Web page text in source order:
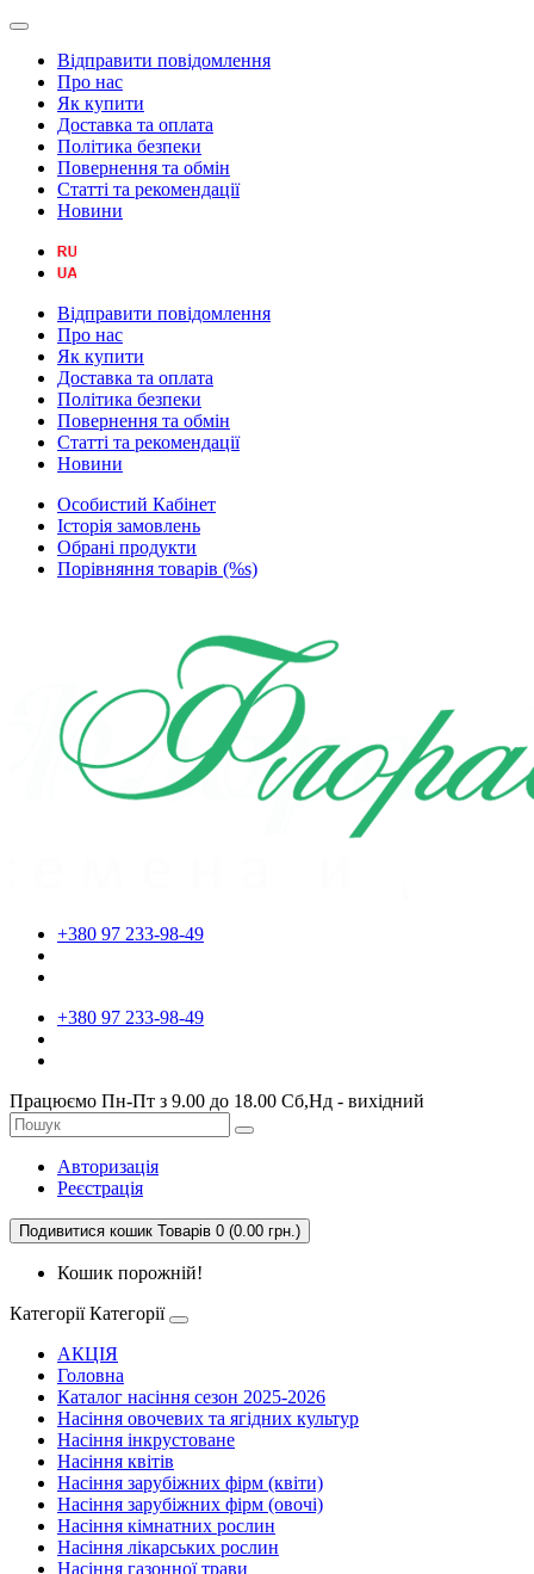
Відправити повідомлення
Про нас
Як купити
Доставка та оплата
Політика безпеки
Повернення та обмін
Статті та рекомендації
Новини
Відправити повідомлення
Про нас
Як купити
Доставка та оплата
Політика безпеки
Повернення та обмін
Статті та рекомендації
Новини
Особистий Кабінет
Історія замовлень
Обрані продукти
Порівняння товарів (%s)
+380 97 233-98-49
+380 97 233-98-49
Працюємо Пн-Пт з 9.00 до 18.00 Сб,Нд - вихідний
Авторизація
Реєстрація
Подивитися кошик Товарів 0 (0.00 грн.)
Кошик порожній!
Категорії Категорії
АКЦІЯ
Головна
Каталог насіння сезон 2025-2026
Насіння овочевих та ягідних культур
Насіння інкрустоване
Насіння квітів
Насіння зарубіжних фірм (квіти)
Насіння зарубіжних фірм (овочі)
Насіння кімнатних рослин
Насіння лікарських рослин
Насіння газонної трави